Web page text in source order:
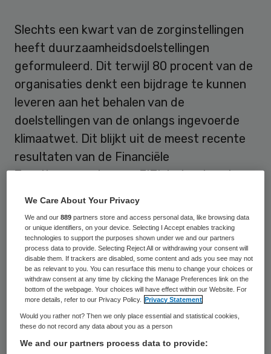
Slechts een kwart van de zorginstellingen
heeft duurzaamheidsdoelstellingen
geformuleerd. Dit terwijl 80 procent van de
organisaties denkt een bijdrage te kunnen
leveren aan het behalen van de
doelstellingen van de onlangs ingevoerde
klimaatwet. Dit blijkt uit de meest recente
resultaten van de Financiële
Zorgthermometer van FIZI, het netwerk
HetMilieuplatform Zorgsectorstelde
eerder al dat de ambities van de greendeal
in de zorg niet worden gerealiseerd. De
resultaten van deze Financiële
Zorgthermometer onderschrijven dit nog
eens.
In degreendeal voor de zorg heeft de
We Care About Your Privacy
We and our889 partners store and access personal data, like browsing data
or unique identifiers, on your device. Selecting I Accept enables tracking
technologies to support the purposes shown under we and our partners
process data to provide. Selecting Reject All or withdrawing your consent will
disable them. If trackers are disabled, some content and ads you see may not
be as relevant to you. You can resurface this menu to change your choices or
withdraw consent at any time by clicking the Manage Preferences link on the
bottom of the webpage. Your choices will have effect within our Website. For
more details, refer to our Privacy Policy.
Privacy Statement
Would you rather not? Then we only place essential and statistical cookies,
these do not record any data about you as a person
We and our partners process data to provide: